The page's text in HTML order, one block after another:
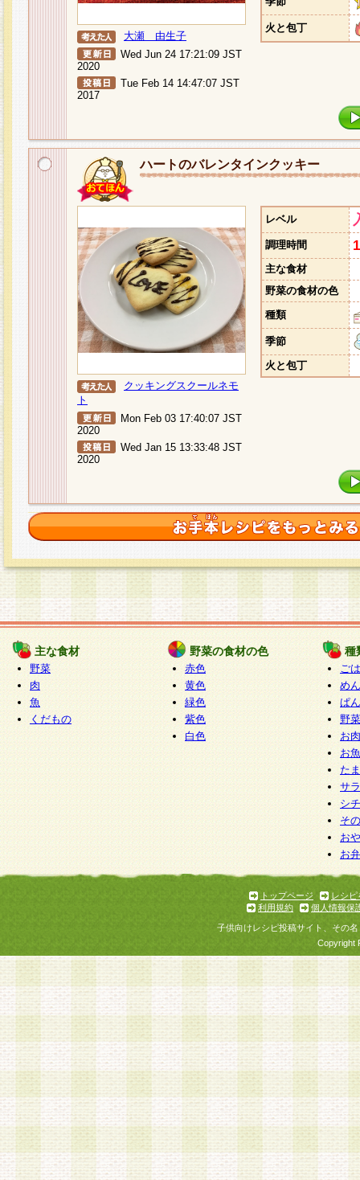
大瀬 由生子
Wed Jun 24 17:21:09 JST
2020
Tue Feb 14 14:47:07 JST
2017
火と包丁
ハートのバレンタインクッキー
クッキングスクールネモ
ト
Mon Feb 03 17:40:07 JST
2020
Wed Jan 15 13:33:48 JST
2020
レベル
調理時間
主な食材
野菜の食材の色
種類
季節
火と包丁
主な食材
野菜
肉
魚
くだもの
野菜の食材の色
赤色
黄色
緑色
紫色
白色
種
ご
めん
ぱん
野
お
お
た
サ
シ
そ
お
お
トップページ
レシピ
利用規約
個人情報保
子供向けレシピ投稿サイト、その
Copyright